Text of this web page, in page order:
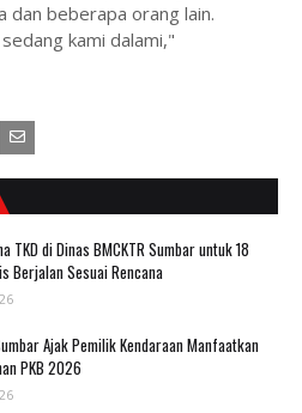
dan beberapa orang lain.
kami dalami,"
TKD di Dinas BMCKTR Sumbar untuk 18
Berjalan Sesuai Rencana
Ajak Pemilik Kendaraan Manfaatkan
PKB 2026